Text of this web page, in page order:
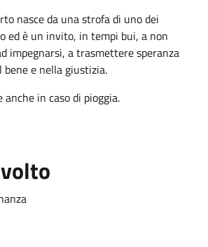
nasce da una strofa di uno dei
ed è un invito, in tempi bui, a non
impegnarsi, a trasmettere speranza
bene e nella giustizia.
anche in caso di pioggia.